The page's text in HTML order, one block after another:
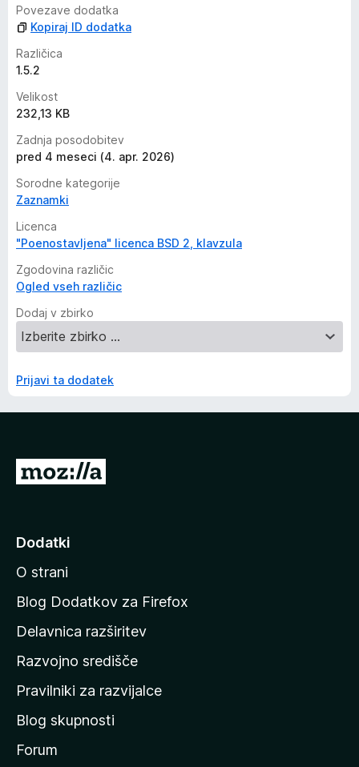
Povezave dodatka
Kopiraj ID dodatka
Različica
1.5.2
Velikost
232,13 KB
Zadnja posodobitev
pred 4 meseci (4. apr. 2026)
Sorodne kategorije
Zaznamki
Licenca
"Poenostavljena" licenca BSD 2, klavzula
Zgodovina različic
Ogled vseh različic
Dodaj v zbirko
Prijavi ta dodatek
P
d
n
a
o
m
a
o
s
Dodatki
O strani
Blog Dodatkov za Firefox
Delavnica razširitev
Razvojno središče
Pravilniki za razvijalce
Blog skupnosti
Forum